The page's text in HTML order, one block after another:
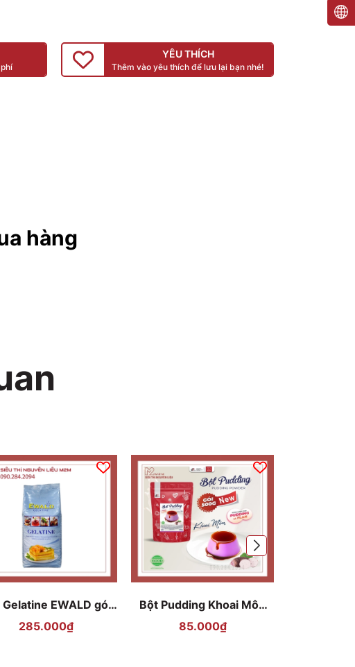
YÊU THÍCH
Thêm vào yêu thích để lưu lại bạn nhé!
hàng
Gelatine EWALD gói
1kg
285.000₫
Bột Pudding Khoai Môn
DPFood 500gr
85.000₫